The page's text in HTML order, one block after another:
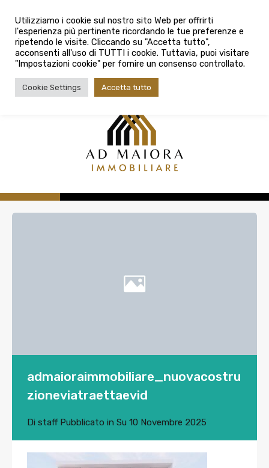
080 3759025
Città
Tipologia contratto
Tipologia contratto
admaioraimmobiliare_nuovacostru
zioneviatraettaevid
Di staffPubblicato in Su 10 Novembre 2025
Utilizziamo i cookie sul nostro sito Web per offrirti
l'esperienza più pertinente ricordando le tue preferenze e
ripetendo le visite. Cliccando su "Accetta tutto",
acconsenti all'uso di TUTTI i cookie. Tuttavia, puoi visitare
"Impostazioni cookie" per fornire un consenso controllato.
Cookie Settings Accetta tutto